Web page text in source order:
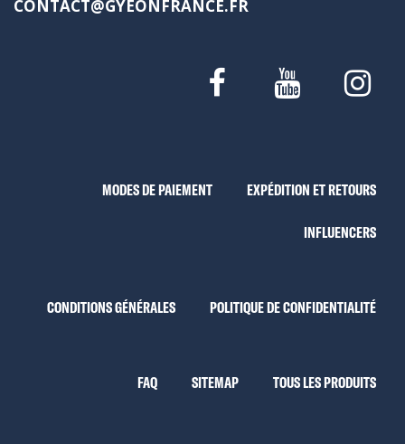
CONTACT@GYEONFRANCE.FR
MODES DE PAIEMENT EXPÉDITION ET RETOURS
INFLUENCERS
CONDITIONS GÉNÉRALES POLITIQUE DE CONFIDENTIALITÉ
FAQ SITEMAP TOUS LES PRODUITS